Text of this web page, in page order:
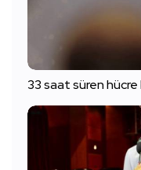
33 saat süren